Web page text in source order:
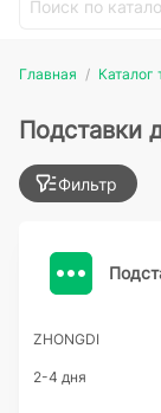
Главная Каталог
Подставки
Фильтр
ZHONGDI
2-4 дня